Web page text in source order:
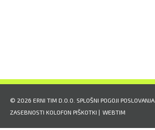
© 2026 ERNI TIM D.O.O. SPLOŠNI POGOJI POSLOVANJA
ZASEBNOSTI KOLOFON PIŠKOTKI | WEBTIM